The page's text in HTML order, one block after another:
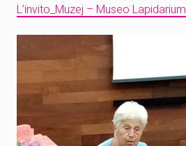
L’invito_Muzej – Museo Lapidarium